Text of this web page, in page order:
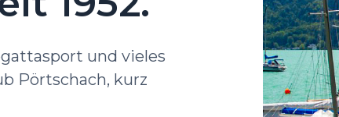
und vieles
Pörtschach, kurz